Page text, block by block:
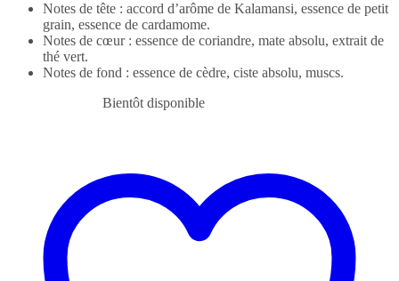
Notes de tête : accord d’arôme de Kalamansi, essence de petit
grain, essence de cardamome.
Notes de cœur : essence de coriandre, mate absolu, extrait de
thé vert.
Notes de fond : essence de cèdre, ciste absolu, muscs.